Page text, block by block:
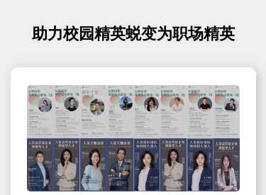
助力校园精英蜕变为职场精英